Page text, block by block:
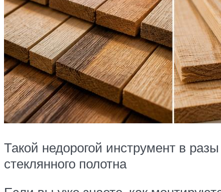
Такой недорогой инструмент в
стеклянного полотна